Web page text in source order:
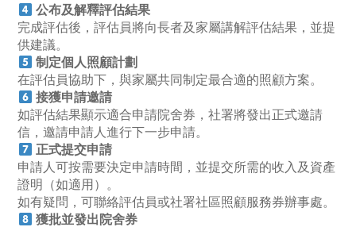
公布及解釋評估結果
完成評估後，評估員將向長者及家屬講解評估結果，並提
供建議。
制定個人照顧計劃
在評估員協助下，與家屬共同制定最合適的照顧方案。
接獲申請邀請
如評估結果顯示適合申請院舍券，社署將發出正式邀請
信，邀請申請人進行下一步申請。
正式提交申請
申請人可按需要決定申請時間，並提交所需的收入及資產
證明（如適用）。
如有疑問，可聯絡評估員或社署社區照顧服務券辦事處。
獲批並發出院舍券